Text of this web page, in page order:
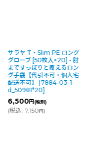
サラヤ T・Slim PE ロング
グローブ [50枚入×20] - 肘
まですっぽりと覆えるロン
グ手袋【代引不可・個人宅
配送不可】
[7884-03-1-
d_50981*20]
6,500円(税別)
(税込: 7,150円)